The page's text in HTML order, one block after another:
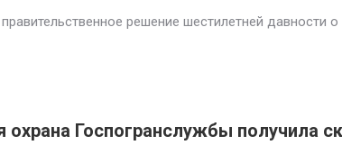
решение шестилетней давности
охрана Госпогранслужбы получила